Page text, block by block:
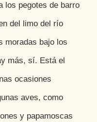
los pegotes de barro
del limo del río
moradas bajo los
más, sí. Está el
ocasiones
aves, como
y papamoscas